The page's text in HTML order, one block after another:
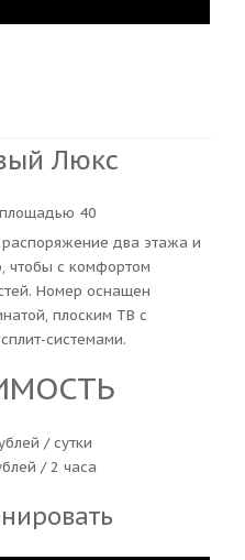
Люкс
40
два этажа и
чтобы с комфортом
Номер оснащен
плоским ТВ с
системами.
/ сутки
/ 2 часа